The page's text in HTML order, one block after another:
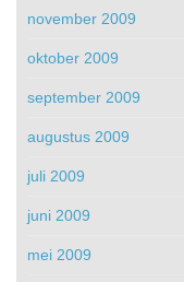
november 2009
oktober 2009
september 2009
augustus 2009
juli 2009
juni 2009
mei 2009